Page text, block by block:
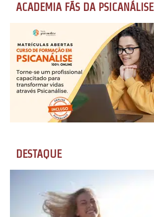
ACADEMIA FÃS DA PSICANÁLISE
DESTAQUE